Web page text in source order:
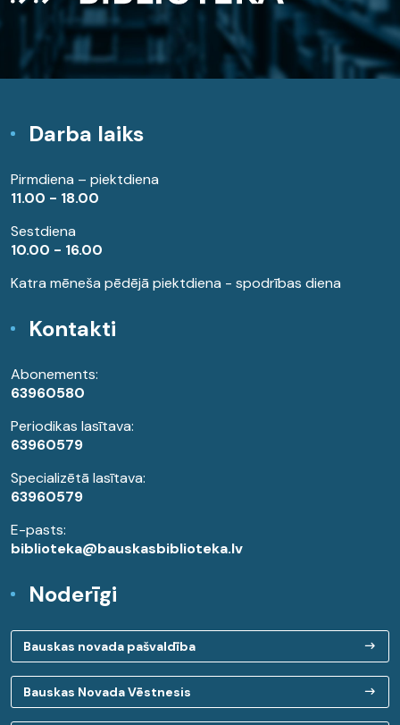
Darba laiks
Pirmdiena – piektdiena
11.00 - 18.00
Sestdiena
10.00 - 16.00
Katra mēneša pēdējā piektdiena - spodrības diena
Kontakti
Abonements:
63960580
Periodikas lasītava:
63960579
Specializētā lasītava:
63960579
E-pasts:
biblioteka@bauskasbiblioteka.lv
Noderīgi
Bauskas novada pašvaldība
Bauskas Novada Vēstnesis